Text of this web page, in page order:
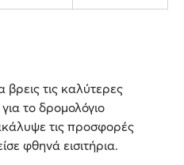
τις καλύτερες
για το δρομολόγιο
τις προσφορές
φθηνά εισιτήρια.